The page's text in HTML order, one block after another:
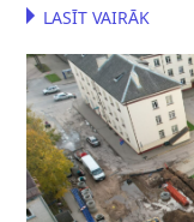
LASĪT VAIRĀK